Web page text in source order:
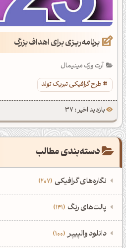
برنامه‌ریزی برای اهداف بزرگ
آرت ورک مینیمال
طرح گرافیکی تبریک تولد
بازدید اخیر : 37
دسته‌بندی مطالب
نگاره‌های گرافیکی 207
‌همه دسته‌بندی‌های نگاره‌های گرافیکی
نمایش همه نگاره‌ها
‌پالت‌های رنگ 141
‌همه دسته‌بندی‌های پالت‌های رنگ
‌دانلود والپیپر 100